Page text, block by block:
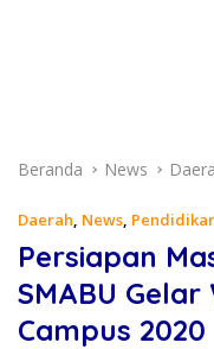
Beranda News
Daerah, News,
Persiapan
SMABU
Campus 2020